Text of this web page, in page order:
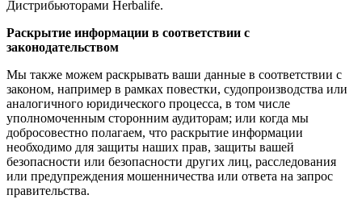
Дистрибьюторами Herbalife.
Раскрытие информации в соответствии с
законодательством
Мы также можем раскрывать ваши данные в соответствии с
законом, например в рамках повестки, судопроизводства или
аналогичного юридического процесса, в том числе
уполномоченным сторонним аудиторам; или когда мы
добросовестно полагаем, что раскрытие информации
необходимо для защиты наших прав, защиты вашей
безопасности или безопасности других лиц, расследования
или предупреждения мошенничества или ответа на запрос
правительства.